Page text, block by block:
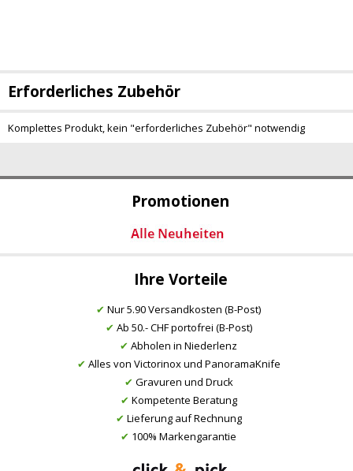
Promotionen
Ihre Vorteile
✔ Nur 5.90 Versandkosten (B-Post)
✔ Ab 50.- CHF portofrei (B-Post)
✔ Abholen in Niederlenz
✔ Alles von Victorinox und PanoramaKnife
✔ Gravuren und Druck
✔ Kompetente Beratung
✔ Lieferung auf Rechnung
✔ 100% Markengarantie
Erforderliches Zubehör
Komplettes Produkt, kein "erforderliches Zubehör" notwendig